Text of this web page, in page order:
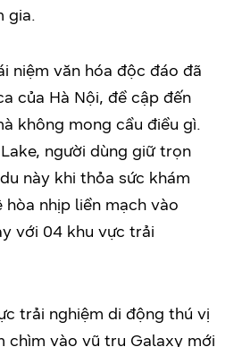
gia.
niệm văn hóa độc đáo đã
của Hà Nội, đề cập đến
không mong cầu điều gì.
người dùng giữ trọn
này khi thỏa sức khám
nhịp liền mạch vào
với 04 khu vực trải
trải nghiệm di động thú vị
chìm vào vũ trụ Galaxy mới